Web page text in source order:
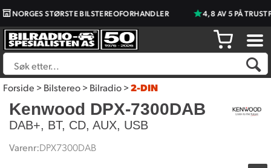
NORGES STØRSTE BILSTEREOFORHANDLER 4,8 AV 5 PÅ
Forside>Bilstereo>Bilradio>2-DIN
Kenwood DPX-7300DAB
DAB+, BT, CD, AUX, USB
Varenr:DPX7300DAB